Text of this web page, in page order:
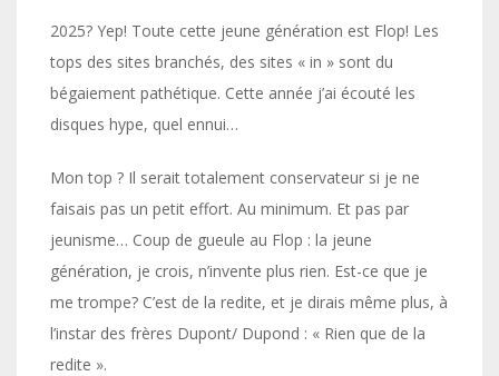
2025? Yep! Toute cette jeune génération est Flop! Les
tops des sites branchés, des sites « in » sont du
bégaiement pathétique. Cette année j’ai écouté les
disques hype, quel ennui…
Mon top ? Il serait totalement conservateur si je ne
faisais pas un petit effort. Au minimum. Et pas par
jeunisme… Coup de gueule au Flop : la jeune
génération, je crois, n’invente plus rien. Est-ce que je
me trompe? C’est de la redite, et je dirais même plus, à
l’instar des frères Dupont/ Dupond : « Rien que de la
redite ».